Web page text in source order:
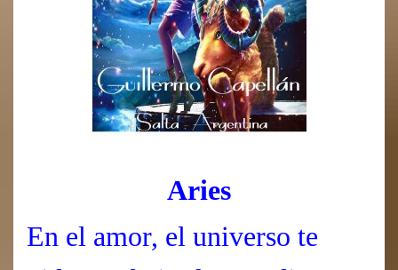
Aries
En el amor, el universo te